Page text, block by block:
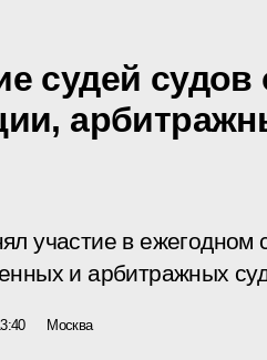
судей
участие в
и арбитражных
Москва